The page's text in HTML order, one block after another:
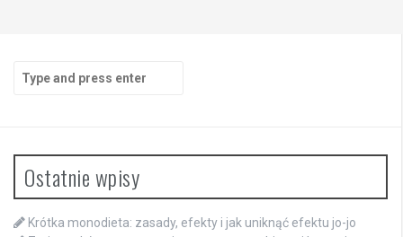
Search
for:
Ostatnie wpisy
Krótka monodieta: zasady, efekty i jak uniknąć efektu jo-jo